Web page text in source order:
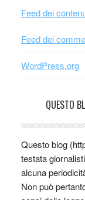
Feed dei
Feed dei
WordPress.org
QUESTO
Questo blog
testata
alcuna
Non può